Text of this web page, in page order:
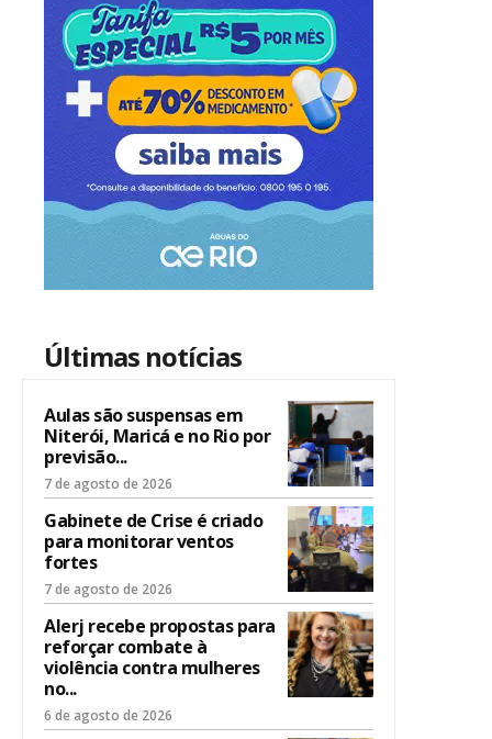
Últimas notícias
Aulas são suspensas em
Niterói, Maricá e no Rio por
previsão...
7 de agosto de 2026
Gabinete de Crise é criado
para monitorar ventos
fortes
7 de agosto de 2026
Alerj recebe propostas para
reforçar combate à
violência contra mulheres
no...
6 de agosto de 2026